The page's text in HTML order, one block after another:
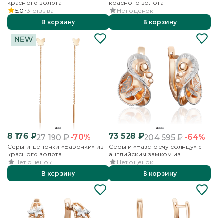
красного золота
5.0 3 отзыва
В корзину
красного золота
Нет оценок
В корзину
8 176₽27 190₽-70%
Серьги-цепочки «Бабочки» из
красного золота
Нет оценок
В корзину
73 528 ₽204 595₽-64%
Серьги «Навстречу солнцу» с
английским замком из
красного золота
Нет оценок
В корзину